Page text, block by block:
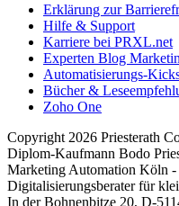
Erklärung zur
Hilfe & Support
Karriere bei PRXL.net
Experten Blog
Automatisierungs-
Bücher &
Zoho One
Copyright 2026 Priesterath
Diplom-Kaufmann Bodo
Marketing Automation Köln
Digitalisierungsberater für
In der Bohnenbitze 20, D-